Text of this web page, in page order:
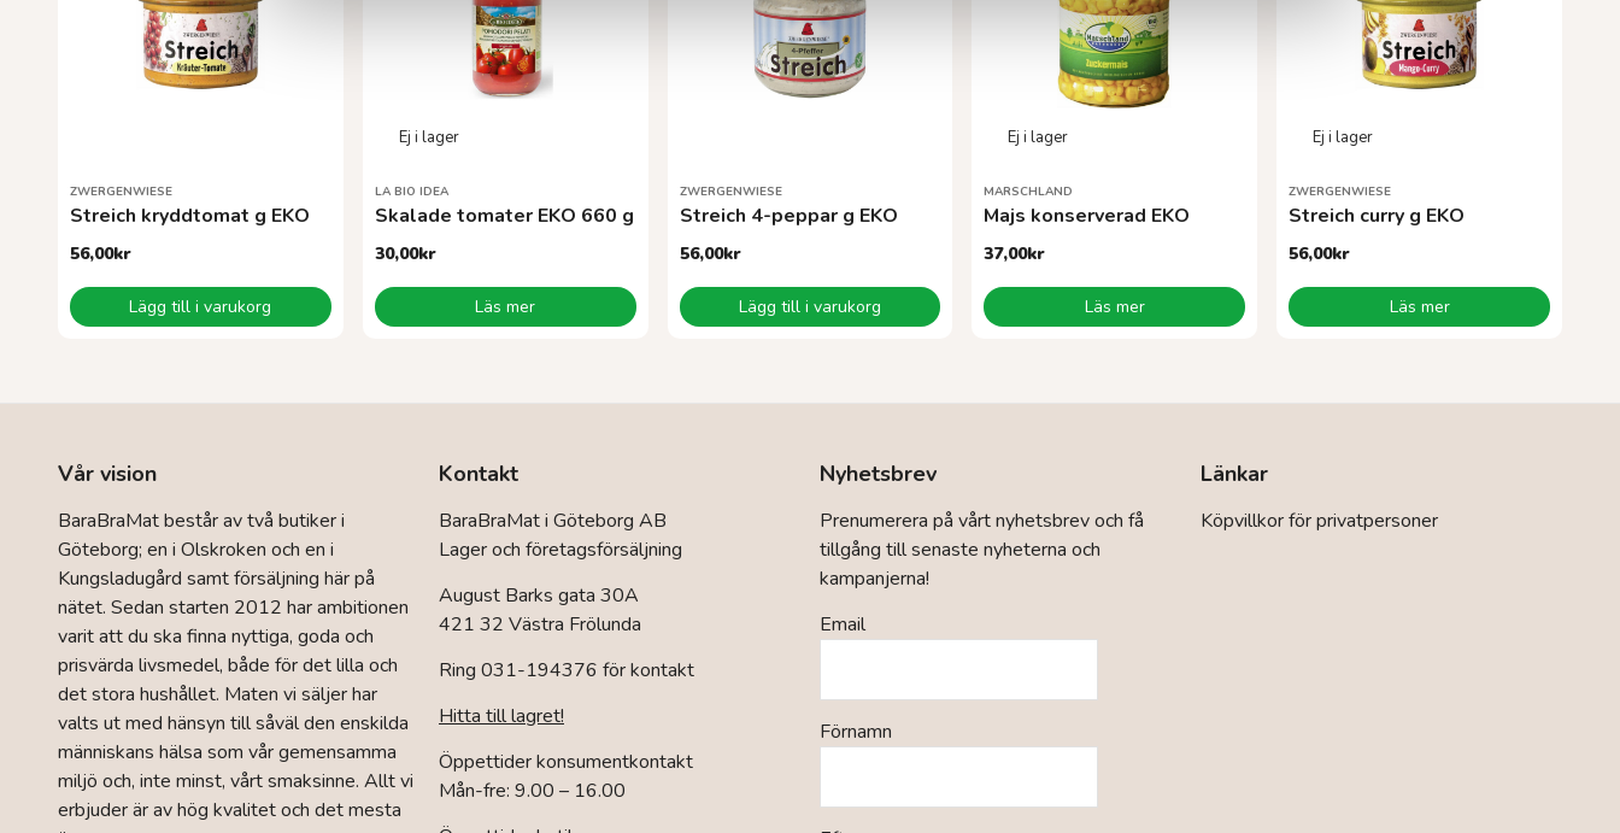
ZWERGENWIESE
Streich kryddtomat g EKO
56,00kr
Lägg till i varukorg
LA BIO IDEA
Skalade tomater EKO 660 g
30,00kr
Läs mer
ZWERGENWIESE
Streich 4-peppar g EKO
56,00kr
Lägg till i varukorg
MARSCHLAND
Majs konserverad EKO
37,00kr
Läs mer
ZWERGENWIESE
Streich curry g EKO
56,00kr
Läs mer
Vår vision
BaraBraMat består av två butiker i
Göteborg; en i Olskroken och en i
Kungsladugård samt försäljning här på
nätet. Sedan starten 2012 har ambitionen
varit att du ska finna nyttiga, goda och
prisvärda livsmedel, både för det lilla och
det stora hushållet. Maten vi säljer har
valts ut med hänsyn till såväl den enskilda
människans hälsa som vår gemensamma
miljö och, inte minst, vårt smaksinne. Allt vi
erbjuder är av hög kvalitet och det mesta
Kontakt
BaraBraMat i Göteborg AB
Lager och företagsförsäljning
August Barks gata 30A
421 32 Västra Frölunda
Ring 031-194376 för kontakt
Hitta till lagret!
Öppettider konsumentkontakt
Mån-fre: 9.00 – 16.00
Nyhetsbrev
Prenumerera på vårt nyhetsbrev och få
tillgång till senaste nyheterna och
kampanjerna!
Email
Förnamn
Länkar
Köpvillkor för privatpersoner